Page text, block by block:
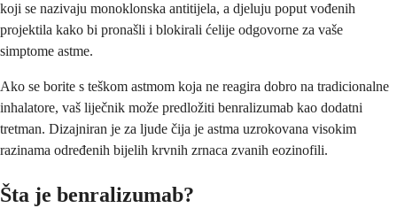
koji se nazivaju monoklonska antitijela, a djeluju poput vođenih
projektila kako bi pronašli i blokirali ćelije odgovorne za vaše
simptome astme.
Ako se borite s teškom astmom koja ne reagira dobro na tradicionalne
inhalatore, vaš liječnik može predložiti benralizumab kao dodatni
tretman. Dizajniran je za ljude čija je astma uzrokovana visokim
razinama određenih bijelih krvnih zrnaca zvanih eozinofili.
Šta je benralizumab?